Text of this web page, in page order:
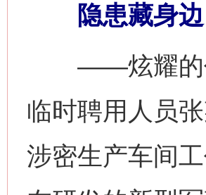
隐患藏身边
——炫耀的代
临时聘用人员
涉密生产车间